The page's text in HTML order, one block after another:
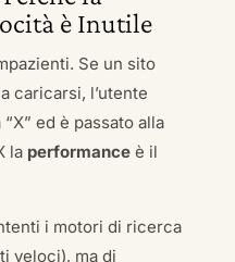
è Inutile
Se un sito
caricarsi, l’utente
ed è passato alla
la performanceè il
i motori di ricerca
veloci), ma di